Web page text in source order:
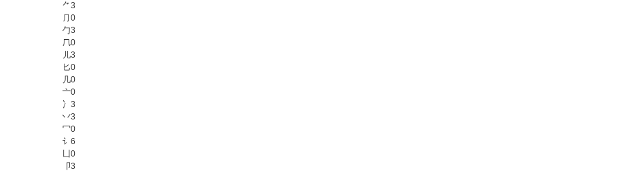
⺈3
⺆ 0
勹3
𠘨0
儿3
匕0
几0
亠0
冫 3
丷3
冖0
讠 6
凵0
卩3